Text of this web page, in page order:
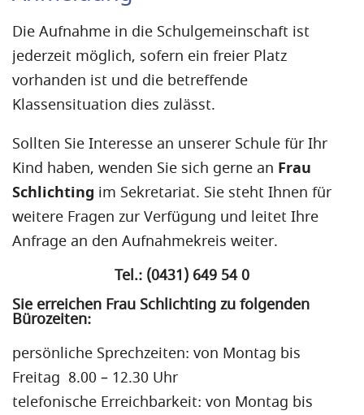
Die Aufnahme in die Schulgemeinschaft ist
jederzeit möglich, sofern ein freier Platz
vorhanden ist und die betreffende
Klassensituation dies zulässt.
Sollten Sie Interesse an unserer Schule für Ihr
Kind haben, wenden Sie sich gerne an Frau
Schlichting im Sekretariat. Sie steht Ihnen für
weitere Fragen zur Verfügung und leitet Ihre
Anfrage an den Aufnahmekreis weiter.
Tel.: (0431) 649 54 0
Sie erreichen Frau Schlichting zu folgenden
Bürozeiten:
persönliche Sprechzeiten: von Montag bis
Freitag 8.00 – 12.30 Uhr
telefonische Erreichbarkeit: von Montag bis